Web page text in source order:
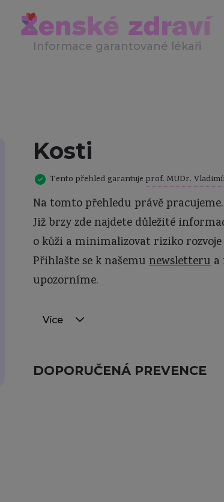
Informace garantované lékaři
Kosti
Tento přehled garantujeprof. MUDr.
Na tomto přehledu právě pracujeme.
Již brzy zde najdete důležité
o kůži a minimalizovat riziko
Přihlašte se k našemunewsletteru a
upozorníme.
Více
DOPORUČENÁ PREVENCE